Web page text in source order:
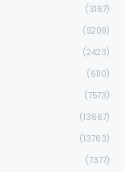
(3167)
(5209)
(2423)
(6110)
(7573)
(13667)
(13763)
(7377)